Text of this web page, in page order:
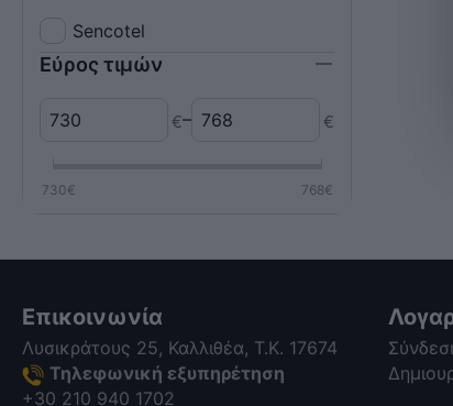
Sencotel
Εύρος τιμών
€– €
730€ 768€
Επικοινωνία
Λυσικράτους 25, Καλλιθέα, Τ.Κ. 17674
Τηλεφωνική εξυπηρέτηση
+30 210 940 1702